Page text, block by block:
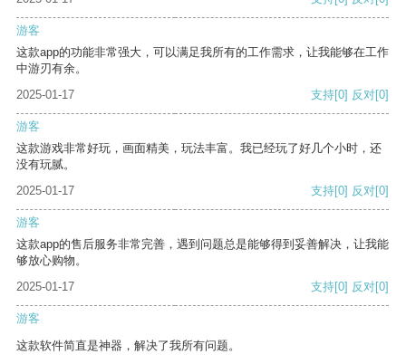
游客
这款app的功能非常强大，可以满足我所有的工作需求，让我能够在工作
中游刃有余。
2025-01-17
支持[0] 反对[0]
游客
这款游戏非常好玩，画面精美，玩法丰富。我已经玩了好几个小时，还
没有玩腻。
2025-01-17
支持[0] 反对[0]
游客
这款app的售后服务非常完善，遇到问题总是能够得到妥善解决，让我能
够放心购物。
2025-01-17
支持[0] 反对[0]
游客
这款软件简直是神器，解决了我所有问题。